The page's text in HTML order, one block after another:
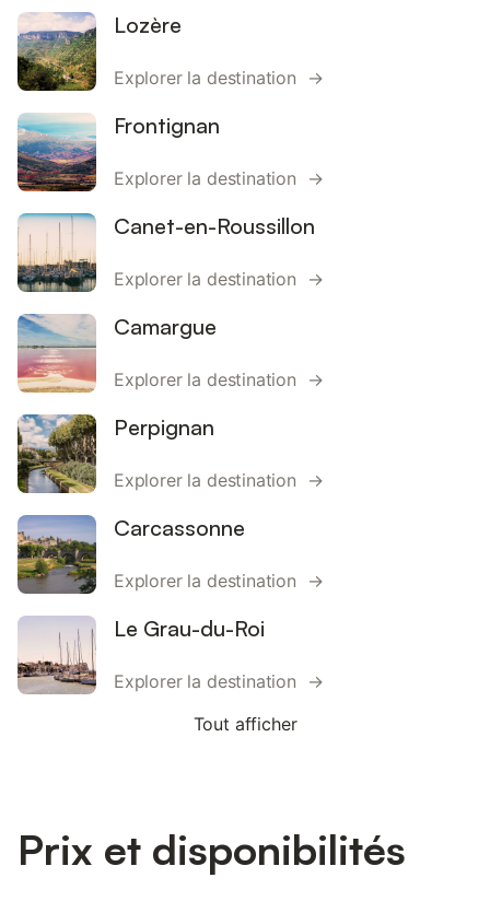
Lozère
Explorer la destination →
Frontignan
Explorer la destination →
Canet-en-Roussillon
Explorer la destination →
Camargue
Explorer la destination →
Perpignan
Explorer la destination →
Carcassonne
Explorer la destination →
Le Grau-du-Roi
Explorer la destination →
Tout afficher
Prix et disponibilités